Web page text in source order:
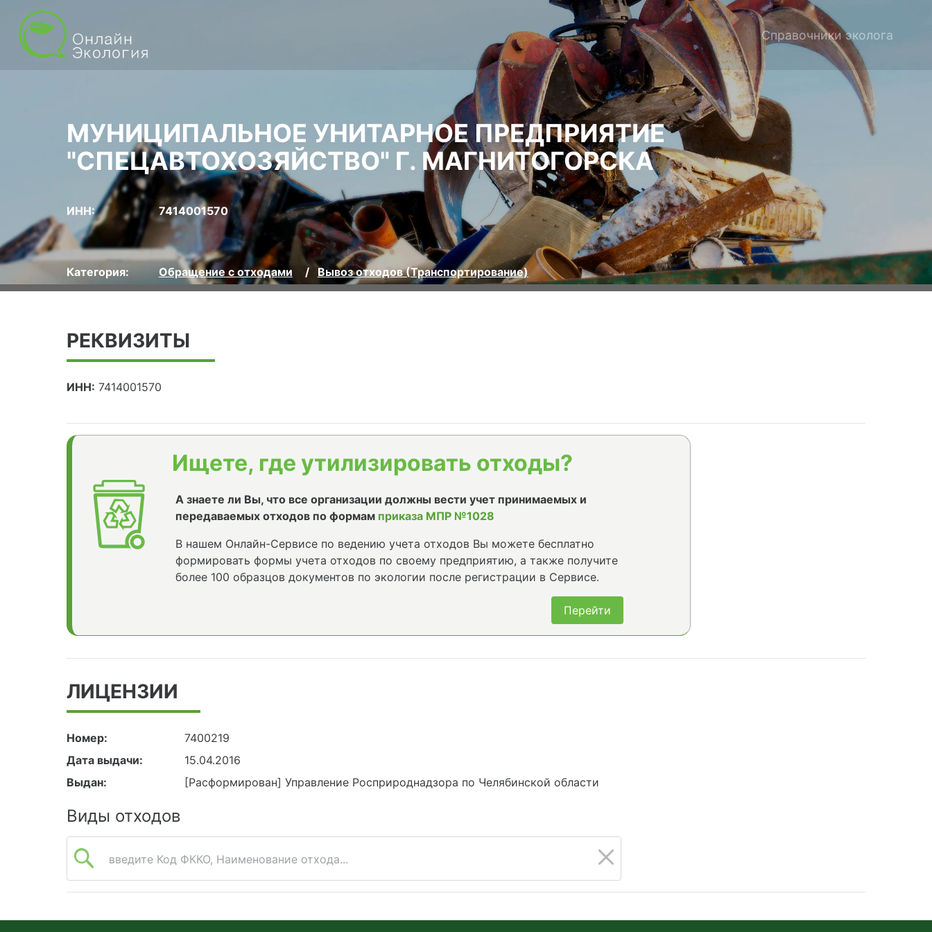
Справочники эколога
МУНИЦИПАЛЬНОЕ УНИТАРНОЕ ПРЕДПРИЯТИЕ
"СПЕЦАВТОХОЗЯЙСТВО" Г. МАГНИТОГОРСКА
ИНН: 7414001570
Категория: Обращение с отходами Вывоз отходов (Транспортирование)
РЕКВИЗИТЫ
ИНН: 7414001570
Ищете, где утилизировать отходы?
А знаете ли Вы, что все организации должны вести учет принимаемых и
передаваемых отходов по формам приказа МПР №1028
В нашем Онлайн-Сервисе по ведению учета отходов Вы можете бесплатно
формировать формы учета отходов по своему предприятию, а также получите
более 100 образцов документов по экологии после регистрации в Сервисе.
Перейти
ЛИЦЕНЗИИ
Номер:
7400219
Дата выдачи:
15.04.2016
Выдан:
[Расформирован] Управление Росприроднадзора по Челябинской области
Виды отходов
введите Код ФККО, Наименование отхода...